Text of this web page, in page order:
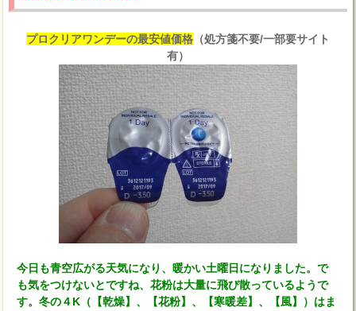
プロクリアワンデーの最安値価格（処方箋不要/一部要サイト
有）
今日も青空広がる天気になり、暖かい土曜日になりました。で
も気をつけないとですね、花粉は大量に飛び散っているようで
す。冬の４K（【乾燥】、【花粉】、【寒暖差】、【風】）はま